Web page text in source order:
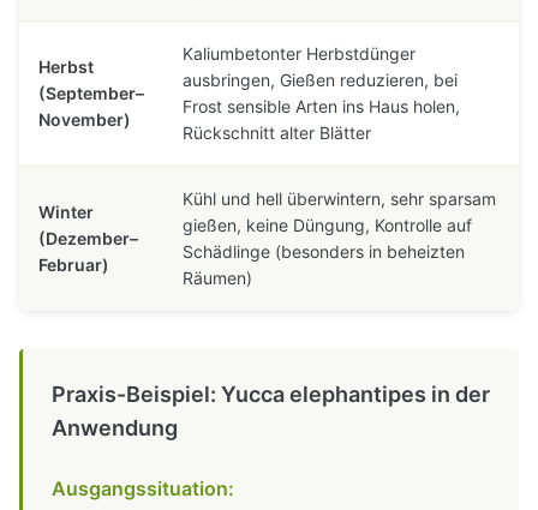
Herbst
(September–
November)
Kaliumbetonter Herbstdünger
ausbringen, Gießen reduzieren, bei
Frost sensible Arten ins Haus holen,
Rückschnitt alter Blätter
Winter
(Dezember–
Februar)
Kühl und hell überwintern, sehr sparsam
gießen, keine Düngung, Kontrolle auf
Schädlinge (besonders in beheizten
Räumen)
Praxis-Beispiel: Yucca elephantipes in der
Anwendung
Ausgangssituation: